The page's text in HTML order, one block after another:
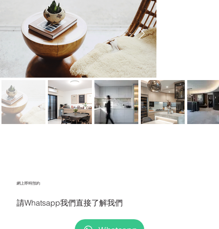
網上即時預約
請Whatsapp我們直接了解我們